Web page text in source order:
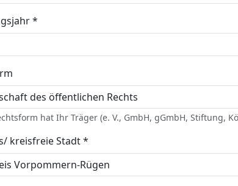
*
hat Ihr Träger (e. V., GmbH, gGmbH, Stiftung,
kreisfreie Stadt *